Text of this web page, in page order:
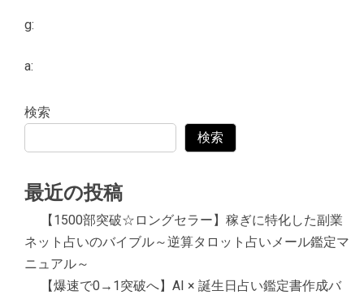
g:
a:
検索
検索
最近の投稿
【1500部突破☆ロングセラー】稼ぎに特化した副業
ネット占いのバイブル～逆算タロット占いメール鑑定マ
ニュアル～
【爆速で0→1突破へ】AI × 誕生日占い鑑定書作成バ